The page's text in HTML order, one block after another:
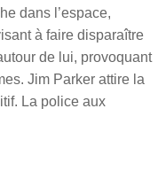
dans l’espace,
à faire disparaître
de lui, provoquant
Jim Parker attire la
La police aux